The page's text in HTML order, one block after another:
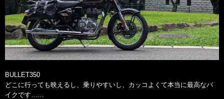
BULLET350
どこに行っても映えるし、乗りやすいし、カッコよくて本当に最高なバ
イクです……